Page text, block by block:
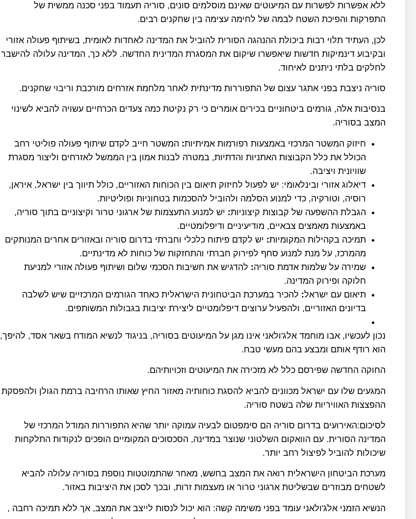
ללא אפשרות לפשרות עם המיעוטים שאינם מוסלמים סונים, סוריה תעמוד בפני סכנה ממשית של
התפרקות והפיכת השטח לבמה של לחימה עצימה בין שחקנים רבים.
לכן, העתיד תלוי רבות ביכולת ההנהגה הסורית להוביל את המדינה לאחדות לאומית, בשיתוף פעולה אזורי
ובקיבוע דינמיקות חדשות שיאפשרו שיקום את המסגרת המדינית החדשה. ללא כך, המדינה עלולה להישבר
לחלקים בלתי ניתנים לאיחוד.
סוריה ניצבת בפני אתגר עצום של התפוררות מדינתית לאחר מלחמת אזרחים מורכבת וריבוי שחקנים.
בנסיבות אלה, גורמים ביטחוניים בכירים אומרים כי רק נקיטת כמה צעדים הכרחיים עשויה להביא לשינוי
המצב בסוריה.
חיזוק המשטר המרכזי באמצעות רפורמות אמיתיות: המשטר חייב לקדם שיתוף פעולה פוליטי רחב
הכולל את כלל הקבוצות האתניות והדתיות, במטרה לבנות אמון בין הממשל לאזרחים וליצור מסגרת
שוויונית ויציבה.
דיאלוג אזורי ובינלאומי: יש לפעול לחיזוק תיאום בין הכוחות האזוריים, כולל תיווך בין ישראל, איראן,
רוסיה, וטורקיה, כדי למנוע הסלמה ולהוביל להסכמות בטחוניות ופוליטיות.
הגבלת ההשפעה של קבוצות קיצוניות: יש למנוע התעצמות של ארגוני טרור וקיצוניים בתוך סוריה,
באמצעות מאמצים צבאיים, מודיעיניים ודיפלומטיים.
תמיכה בקהילות המקומיות: יש לקדם פיתוח כלכלי וחברתי בדרום סוריה ובאזורים אחרים המנותקים
מהמרכז, על מנת למנוע סחף לפירוק חברתי והתחזקות של כוחות לא מדינתיים.
שמירה על שלמות אדמת סוריה: להדגיש את חשיבות הסכמי שלום ושיתוף פעולה אזורי למניעת
חלוקה ופירוק המדינה.
תיאום עם ישראל: להכיר במערכת הביטחונית הישראלית כאחד הגורמים המרכזיים שיש לשלבה
בדיונים האזוריים, ולהפעיל ערוצים דיפלומטיים ליצירת יציבות בגבולות המשותפים.
נכון לעכשיו, אבו מוחמד אלג'ולאני אינו מגן על המיעוטים בסוריה, בניגוד לנשיא המודח בשאר אסד, להיפך,
הוא רודף אותם ומבצע בהם מעשי טבח.
החוקה החדשה שפירסם כלל לא מזכירה את המיעוטים וזכויותיהם.
המגעים שלו עם ישראל מכוונים להביא להסגת כוחותיה מאזור החיץ שאותו הרחיבה ברמת הגולן ולהפסקת
ההפצצות האוויריות שלה בשטח סוריה.
לסיכום:האירועים בדרום סוריה הם סימפטום לבעיה עמוקה יותר שהיא התפוררות המודל המרכזי של
המדינה הסורית. עם הוואקום השלטוני שנוצר במדינה, הסכסוכים המקומיים הופכים לנקודות התלקחות
שיכולות להוביל לפיצול רחב יותר.
מערכת הביטחון הישראלית רואה את המצב בחשש, מאחר שהתמוטטות נוספת בסוריה עלולה להביא
לשטחים מבוזרים שבשליטת ארגוני טרור או מעצמות זרות, ובכך לסכן את היציבות באזור.
הנשיא הזמני אלג'ולאני עומד בפני משימה קשה: הוא יכול לנסות לייצב את המצב, אך ללא תמיכה רחבה ,